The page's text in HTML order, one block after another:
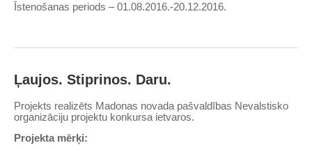
Īstenošanas periods – 01.08.2016.-20.12.2016.
Ļaujos. Stiprinos. Daru.
Projekts realizēts Madonas novada pašvaldības Nevalstisko
organizāciju projektu konkursa ietvaros.
Projekta mērķi: